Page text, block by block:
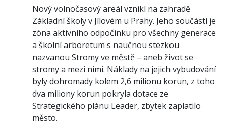
Nový volnočasový areál vznikl na zahradě
Základní školy v Jílovém u Prahy. Jeho součástí je
zóna aktivního odpočinku pro všechny generace
a školní arboretum s naučnou stezkou
nazvanou Stromy ve městě – aneb život se
stromy a mezi nimi. Náklady na jejich vybudování
byly dohromady kolem 2,6 milionu korun, z toho
dva miliony korun pokryla dotace ze
Strategického plánu Leader, zbytek zaplatilo
město.